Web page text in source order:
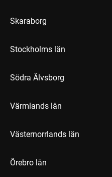
Skaraborg
Stockholms län
Södra Älvsborg
Värmlands län
Västernorrlands län
Örebro län